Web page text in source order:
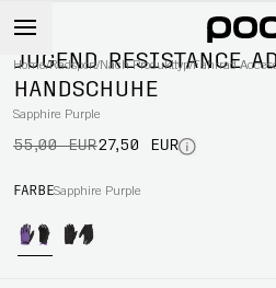
Home/Radsport/Nach Produkttyp/Fahrrad
-50%
JUGEND RESISTANCE
HANDSCHUHE
Sapphire Purple
55,00 EUR27,50 EUR
FARBESapphire Purple